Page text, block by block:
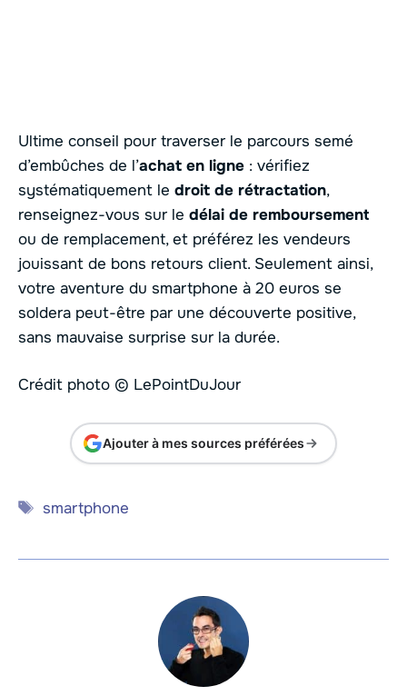
Ultime conseil pour traverser le parcours semé
d’embûches de l’achat en ligne : vérifiez
systématiquement le droit de rétractation,
renseignez-vous sur le délai de remboursement
ou de remplacement, et préférez les vendeurs
jouissant de bons retours client. Seulement ainsi,
votre aventure du smartphone à 20 euros se
soldera peut-être par une découverte positive,
sans mauvaise surprise sur la durée.
Crédit photo © LePointDuJour
Ajouter à mes sources préférées
Étiquettes
smartphone